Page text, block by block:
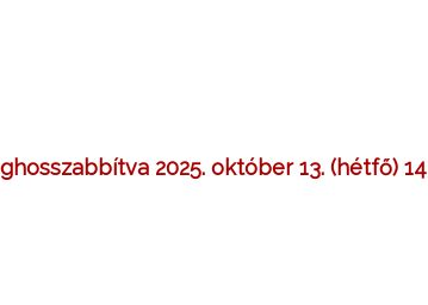
2025. október 13. (hétfő)